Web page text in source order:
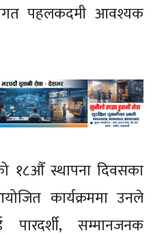
पहलकदमी आवश्यक
१८औँ स्थापना दिवसका
कार्यक्रममा उनले
पारदर्शी, सम्मानजनक